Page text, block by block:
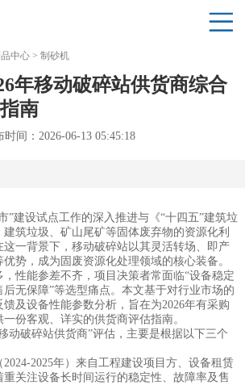
中心> 制砂机
年移动破碎站供货商综合
南
间：2026-06-13 05:45:18
设试点工作的深入推进与《“十四五”建筑垃
筑垃圾、矿山尾矿等固体废弃物的资源化利
这一背景下，移动破碎站以其灵活转场、即产
势，成为固废资源化处理领域的核心装备。
性能参差不齐，项目决策者常面临“设备稳定
无保障”等选型痛点。本文基于对行业市场的
及设备性能参数分析，旨在为2026年有采购
份客观、详实的供货商评估指南。
破碎站供货商”评估，主要是根据以下三个
2025年）来自工程建设项目方、设备租赁
关注设备长时间运行的稳定性、故障率及售